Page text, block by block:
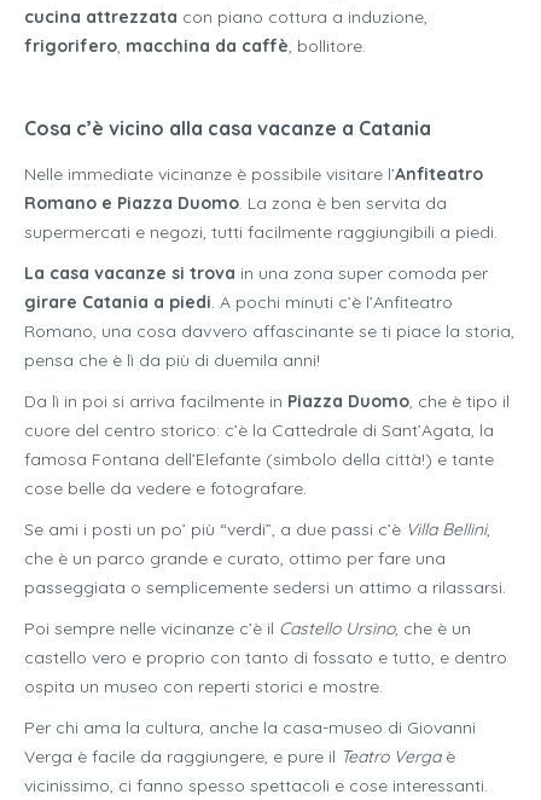
cucina attrezzata con piano cottura a induzione,
frigorifero, macchina da caffè, bollitore.
Cosa c’è vicino alla casa vacanze a Catania
Nelle immediate vicinanze è possibile visitare l’Anfiteatro
Romano e Piazza Duomo. La zona è ben servita da
supermercati e negozi, tutti facilmente raggiungibili a piedi.
La casa vacanze si trova in una zona super comoda per
girare Catania a piedi. A pochi minuti c’è l’Anfiteatro
Romano, una cosa davvero affascinante se ti piace la storia,
pensa che è lì da più di duemila anni!
Da lì in poi si arriva facilmente in Piazza Duomo, che è tipo il
cuore del centro storico: c’è la Cattedrale di Sant’Agata, la
famosa Fontana dell’Elefante (simbolo della città!) e tante
cose belle da vedere e fotografare.
Se ami i posti un po’ più “verdi”, a due passi c’è Villa Bellini,
che è un parco grande e curato, ottimo per fare una
passeggiata o semplicemente sedersi un attimo a rilassarsi.
Poi sempre nelle vicinanze c’è il Castello Ursino, che è un
castello vero e proprio con tanto di fossato e tutto, e dentro
ospita un museo con reperti storici e mostre.
Per chi ama la cultura, anche la casa-museo di Giovanni
Verga è facile da raggiungere, e pure il Teatro Vergaè
vicinissimo, ci fanno spesso spettacoli e cose interessanti.